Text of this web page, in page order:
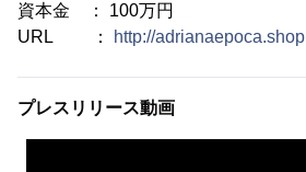
資本金 ： 100万円
URL ：
http://adrianaepoca.shop
プレスリリース動画